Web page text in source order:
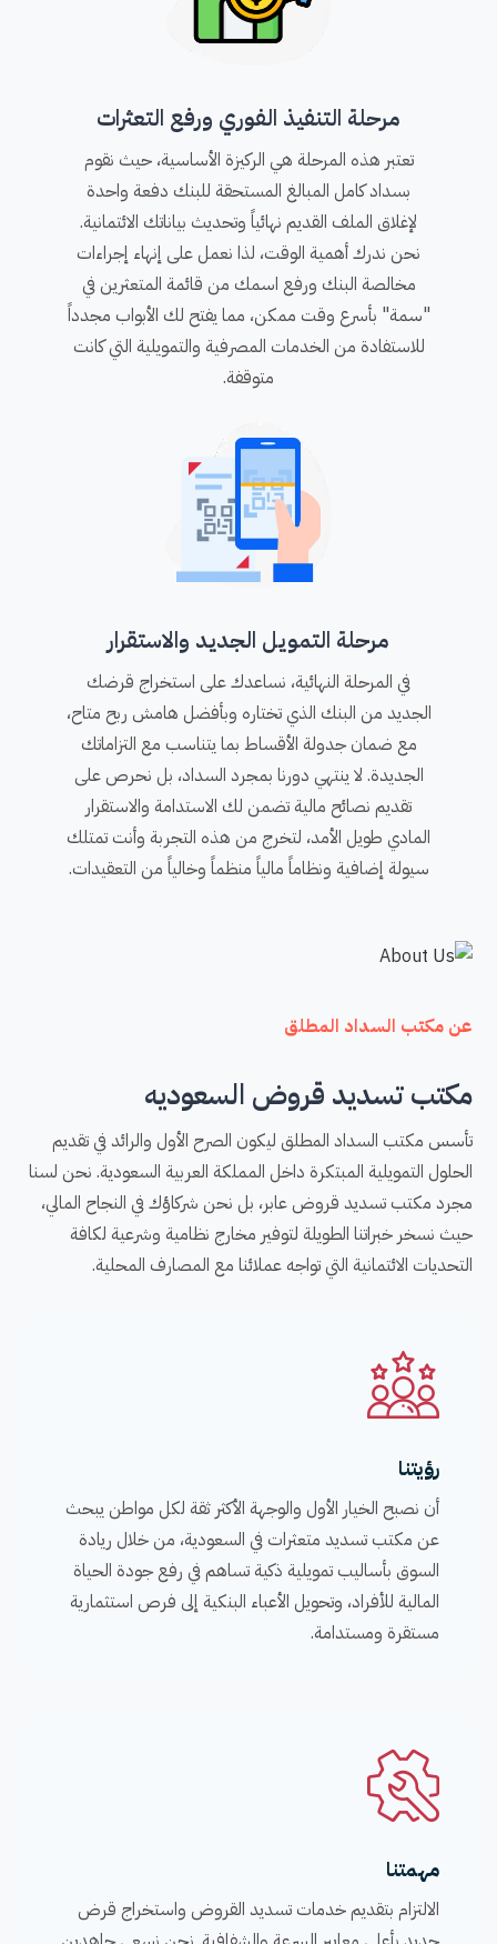
مرحلة التنفيذ الفوري ورفع التعثرات
تعتبر هذه المرحلة هي الركيزة الأساسية، حيث نقوم
بسداد كامل المبالغ المستحقة للبنك دفعة واحدة
لإغلاق الملف القديم نهائياً وتحديث بياناتك الائتمانية.
نحن ندرك أهمية الوقت، لذا نعمل على إنهاء إجراءات
مخالصة البنك ورفع اسمك من قائمة المتعثرين في
"سمة" بأسرع وقت ممكن، مما يفتح لك الأبواب مجدداً
للاستفادة من الخدمات المصرفية والتمويلية التي كانت
متوقفة.
مرحلة التمويل الجديد والاستقرار
في المرحلة النهائية، نساعدك على استخراج قرضك
الجديد من البنك الذي تختاره وبأفضل هامش ربح متاح،
مع ضمان جدولة الأقساط بما يتناسب مع التزاماتك
الجديدة. لا ينتهي دورنا بمجرد السداد، بل نحرص على
تقديم نصائح مالية تضمن لك الاستدامة والاستقرار
المادي طويل الأمد، لتخرج من هذه التجربة وأنت تمتلك
سيولة إضافية ونظاماً مالياً منظماً وخالياً من التعقيدات.
عن مكتب السداد المطلق
مكتب تسديد قروض السعوديه
تأسس مكتب السداد المطلق ليكون الصرح الأول والرائد في تقديم
الحلول التمويلية المبتكرة داخل المملكة العربية السعودية. نحن لسنا
مجرد مكتب تسديد قروض عابر، بل نحن شركاؤك في النجاح المالي،
حيث نسخر خبراتنا الطويلة لتوفير مخارج نظامية وشرعية لكافة
التحديات الائتمانية التي تواجه عملائنا مع المصارف المحلية.
رؤيتنا
أن نصبح الخيار الأول والوجهة الأكثر ثقة لكل مواطن يبحث
عن مكتب تسديد متعثرات في السعودية، من خلال ريادة
السوق بأساليب تمويلية ذكية تساهم في رفع جودة الحياة
المالية للأفراد، وتحويل الأعباء البنكية إلى فرص استثمارية
مستقرة ومستدامة.
مهمتنا
الالتزام بتقديم خدمات تسديد القروض واستخراج قرض